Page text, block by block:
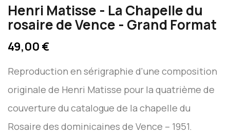
Henri Matisse - La Chapelle du
rosaire de Vence - Grand Format
49,00 €
Reproduction en sérigraphie d'une composition
originale de Henri Matisse pour la quatrième de
couverture du catalogue de la chapelle du
Rosaire des dominicaines de Vence – 1951.